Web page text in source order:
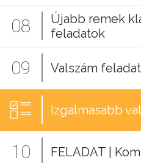
08
Újabb remek
feladatok
09 Valszám
Izgalmasabb
10 FELADAT |